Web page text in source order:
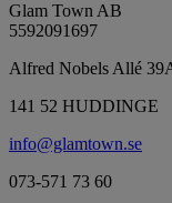
Glam Town AB
5592091697
Alfred Nobels Allé
141 52 HUDDINGE
info@glamtown.se
073-571 73 60